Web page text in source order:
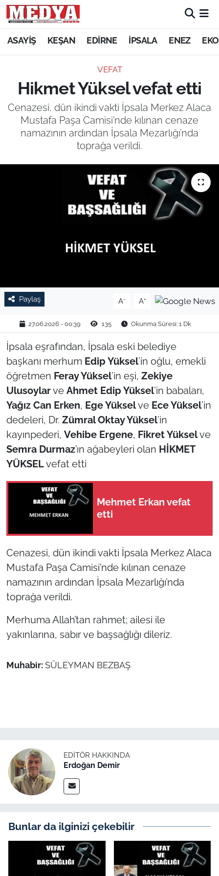
ASAYİŞ KEŞAN EDİRNE İPSALA ENEZ
VEFAT
Hikmet Yüksel vefat etti
Cenazesi, dün ikindi vakti İpsala Merkez Alaca
Mustafa Paşa Camisi’nde kılınan cenaze
namazının ardından İpsala Mezarlığı’nda
toprağa verildi.
Paylaş A- A+
27.06.2026 - 00:39 135 Okunma Süresi: 1 Dk
İpsala eşrafından, İpsala eski belediye
başkanı merhum Edip Yüksel’in oğlu, emekli
öğretmen Feray Yüksel’in eşi, Zekiye
Ulusoylarve Ahmet Edip Yüksel’in babaları,
Yağız Can Erken, Ege Yükselve Ece Yüksel’in
dedeleri, Dr. Zümral Oktay Yüksel’in
kayınpederi, Vehibe Ergene, Fikret Yükselve
Semra Durmaz’ın ağabeyleri olan HİKMET
YÜKSELvefat etti
Mehmet Erkan vefat
etti
Cenazesi, dün ikindi vakti İpsala Merkez Alaca
Mustafa Paşa Camisi’nde kılınan cenaze
namazının ardından İpsala Mezarlığı’nda
toprağa verildi.
Merhuma Allah’tan rahmet; ailesi ile
yakınlarına, sabır ve başsağlığı dileriz.
Muhabir: SÜLEYMAN BEZBAŞ
EDITÖR HAKKINDA
Erdoğan Demir
Bunlar da ilginizi çekebilir
KEŞAN
ASAYİŞ
SİYASET
GÜNDEM
EKONOMİ
RESMİ İLAN
EDİRNE
TEKİRDAĞ
KIRKLARELİ
ÇANAKKALE
TÜRKİYE
Bölge
Güvenlik
Genel
Flaş Haber
Magazin
İş Dünyası
Finans
Genel-A